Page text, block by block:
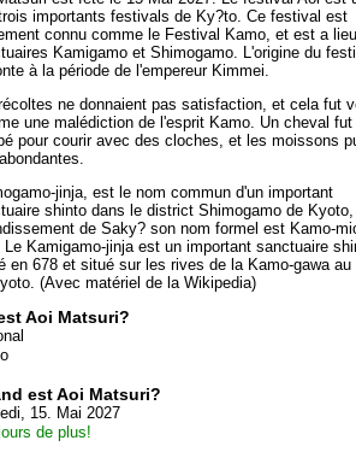
importants festivals de Ky?to. Ce festival est
connu comme le Festival Kamo, et est a
Kamigamo et Shimogamo. L'origine du
à la période de l'empereur Kimmei.
récoltes ne donnaient pas satisfaction, et cela fut
une malédiction de l'esprit Kamo. Un cheval fut
pour courir avec des cloches, et les moissons
jinja, est le nom commun d'un important
shinto dans le district Shimogamo de Kyoto,
de Saky? son nom formel est Kamo-
Le Kamigamo-jinja est un important sanctuaire
en 678 et situé sur les rives de la Kamo-gawa au
(Avec matériel de la Wikipedia)
Aoi Matsuri?
est Aoi Matsuri?
15. Mai 2027
de plus!